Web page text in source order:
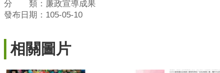
分 類：廉政宣導成果
發布日期：105-05-10
相關圖片